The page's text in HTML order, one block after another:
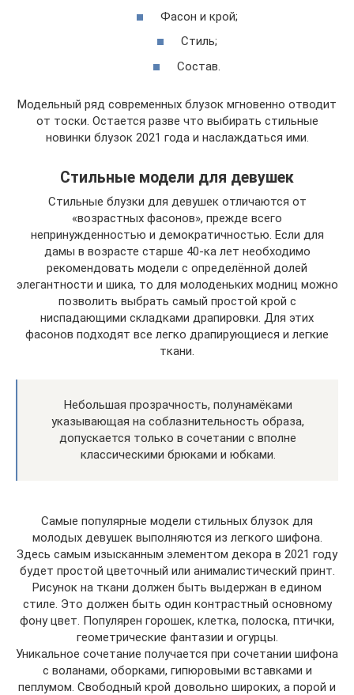
Фасон и крой;
Стиль;
Состав.
Модельный ряд современных блузок мгновенно отводит
от тоски. Остается разве что выбирать стильные
новинки блузок 2021 года и наслаждаться ими.
Стильные модели для девушек
Стильные блузки для девушек отличаются от
«возрастных фасонов», прежде всего
непринужденностью и демократичностью. Если для
дамы в возрасте старше 40-ка лет необходимо
рекомендовать модели с определённой долей
элегантности и шика, то для молоденьких модниц можно
позволить выбрать самый простой крой с
ниспадающими складками драпировки. Для этих
фасонов подходят все легко драпирующиеся и легкие
ткани.
Небольшая прозрачность, полунамёками
указывающая на соблазнительность образа,
допускается только в сочетании с вполне
классическими брюками и юбками.
Самые популярные модели стильных блузок для
молодых девушек выполняются из легкого шифона.
Здесь самым изысканным элементом декора в 2021 году
будет простой цветочный или анималистический принт.
Рисунок на ткани должен быть выдержан в едином
стиле. Это должен быть один контрастный основному
фону цвет. Популярен горошек, клетка, полоска, птички,
геометрические фантазии и огурцы.
Уникальное сочетание получается при сочетании шифона
с воланами, оборками, гипюровыми вставками и
пеплумом. Свободный крой довольно широких, а порой и